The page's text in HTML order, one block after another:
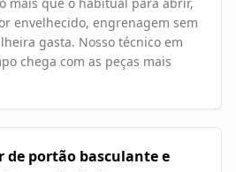
mais que o habitual para abrir,
envelhecido, engrenagem sem
gasta. Nosso técnico em
chega com as peças mais
de portão basculante e